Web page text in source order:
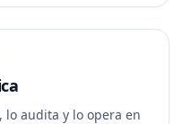
audita y lo opera en